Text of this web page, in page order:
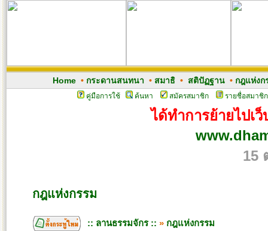
Home• กระดานสนทนา • สมาธิ• สติปัฏฐาน• กฎแห่งก
คู่มือการใช้ ค้นหา สมัครสมาชิก รายชื่อสมาชิก
ได้ทำการย้ายไปเ
15
กฎแห่งกรรม
:: ลานธรรมจักร :: » กฎแห่งกรรม